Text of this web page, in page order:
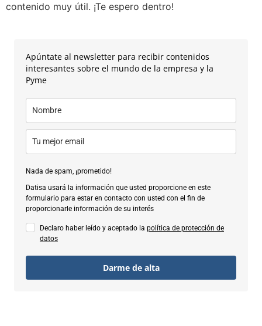
contenido muy útil. ¡Te espero dentro!
Apúntate al newsletter para recibir contenidos
interesantes sobre el mundo de la empresa y la
Pyme
Nada de spam, ¡prometido!
Datisa usará la información que usted proporcione en este
formulario para estar en contacto con usted con el fin de
proporcionarle información de su interés
Declaro haber leído y aceptado la política de protección de
datos
Darme de alta